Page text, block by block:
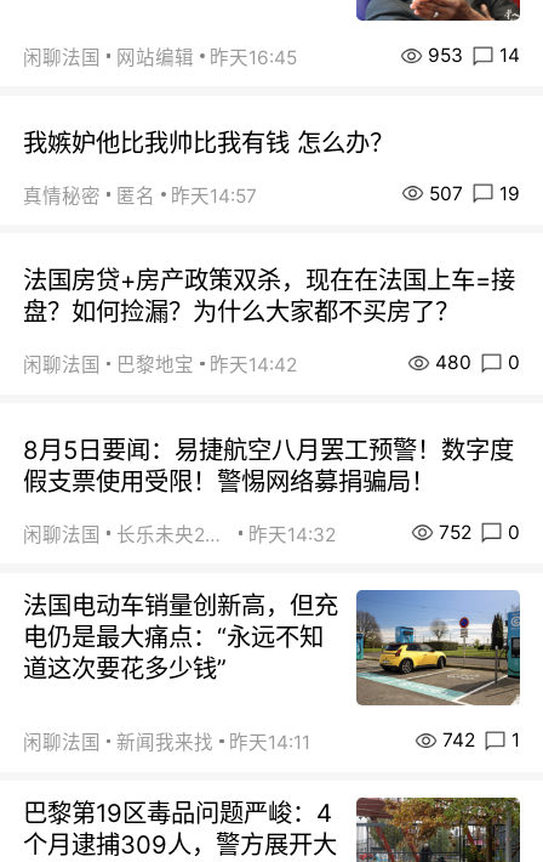
闲聊法国 网站编辑 昨天16:45 953 14
我嫉妒他比我帅比我有钱 怎么办？
真情秘密 匿名 昨天14:57 507 19
法国房贷+房产政策双杀，现在在法国上车=接
盘？如何捡漏？为什么大家都不买房了？
闲聊法国 巴黎地宝 昨天14:42 480 0
8月5日要闻：易捷航空八月罢工预警！数字度
假支票使用受限！警惕网络募捐骗局！
闲聊法国 长乐未央2015 昨天14:32 752 0
法国电动车销量创新高，但充
电仍是最大痛点：“永远不知
道这次要花多少钱”
闲聊法国 新闻我来找 昨天14:11 742 1
巴黎第19区毒品问题严峻：4
个月逮捕309人，警方展开大